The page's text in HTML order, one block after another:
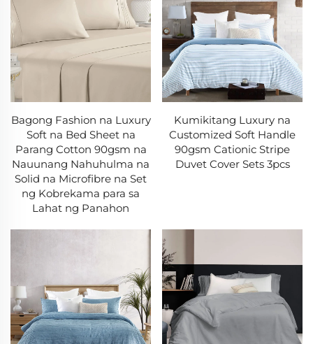
Bagong Fashion na Luxury
Soft na Bed Sheet na
Parang Cotton 90gsm na
Nauunang Nahuhulma na
Solid na Microfibre na Set
ng Kobrekama para sa
Lahat ng Panahon
Kumikitang Luxury na
Customized Soft Handle
90gsm Cationic Stripe
Duvet Cover Sets 3pcs